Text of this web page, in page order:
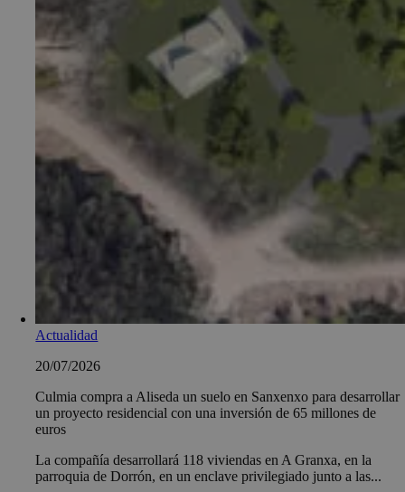
Actualidad
20/07/2026
Culmia compra a Aliseda un suelo en Sanxenxo para desarrollar
un proyecto residencial con una inversión de 65 millones de
euros
La compañía desarrollará 118 viviendas en A Granxa, en la
parroquia de Dorrón, en un enclave privilegiado junto a las...